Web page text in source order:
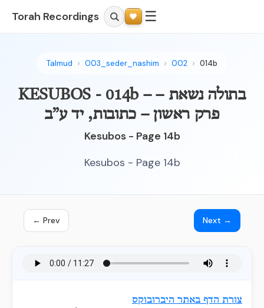
Torah Recordings ☰
Talmud 003_seder_nashim 002 014b
KESUBOS - 014b – בתולה נשאת –
פרק ראשון – כתובות, יד ע”ב
Kesubos - Page 14b
Kesubos - Page 14b
← Prev Next →
צורת הדף באתר היברובוקס